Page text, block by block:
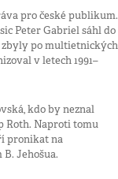
pro české publikum.
Peter Gabriel sáhl do
zbyly po multietnických
v letech 1991–
kdo by neznal
Roth. Naproti tomu
pronikat na
Jehošua.